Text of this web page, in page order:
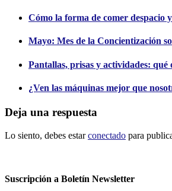
Cómo la forma de comer despacio
Mayo: Mes de la Concientización
Pantallas, prisas y actividades: qué
¿Ven las máquinas mejor que
Deja una respuesta
Lo siento, debes estarconectado para
Suscripción a Boletín Newsletter